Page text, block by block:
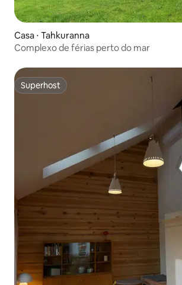
Casa ⋅ Tahkuranna
Complexo de férias perto do mar
Superhost
Superhost